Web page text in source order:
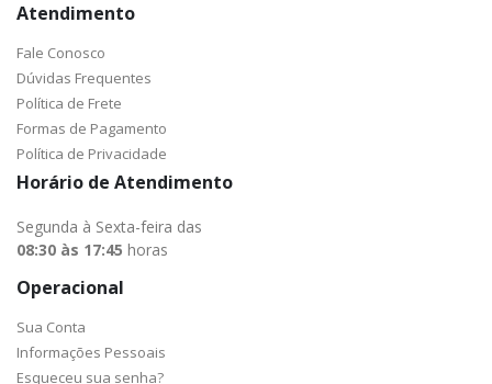
Atendimento
Fale Conosco
Dúvidas Frequentes
Política de Frete
Formas de Pagamento
Política de Privacidade
Horário de Atendimento
Segunda à Sexta-feira das
08:30 às 17:45 horas
Operacional
Sua Conta
Informações Pessoais
Esqueceu sua senha?